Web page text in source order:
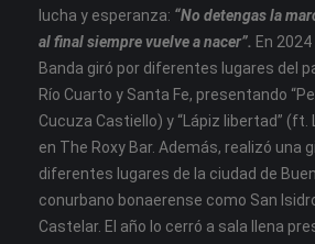
lucha y esperanza: “No detengas la
al final siempre vuelve a nacer”. En
Banda giró por diferentes lugares del
Río Cuarto y Santa Fe, presentando
Cucuza Castiello) y “Lápiz libertad” (ft.
en The Roxy Bar. Además, realizó una
diferentes lugares de la ciudad de
conurbano bonaerense como San
Castelar. El año lo cerró a sala llena